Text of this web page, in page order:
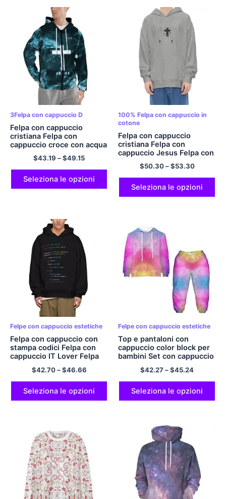
3Felpa con cappuccio D
Felpa con cappuccio
cristiana Felpa con
cappuccio croce con acqua
Felpe con cappuccio
grafiche unisex con
stampa 3D Felpa con
cappuccio incrociata con
zip Felpa con cappuccio
$43.19 –$49.15
Seleziona le opzioni
100% Felpa con cappuccio in
cotone
Felpa con cappuccio
cristiana Felpa con
cappuccio Jesus Felpa con
cappuccio incrociata con
tasche Felpa con
cappuccio oversize 100%
Felpa con cappuccio in
cotone comoda e morbida
$50.30–$53.30
Seleziona le opzioni
Felpe con cappuccio estetiche
Felpa con cappuccio con
stampa codici Felpa con
cappuccio IT Lover Felpa
con cappuccio cool per
uomo e donna
$42.70–$46.66
Seleziona le opzioni
Felpe con cappuccio estetiche
Top e pantaloni con
cappuccio color block per
bambini Set con cappuccio
colorati
$42.27–$45.24
Seleziona le opzioni